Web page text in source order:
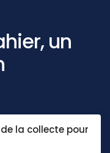
un
la collecte pour